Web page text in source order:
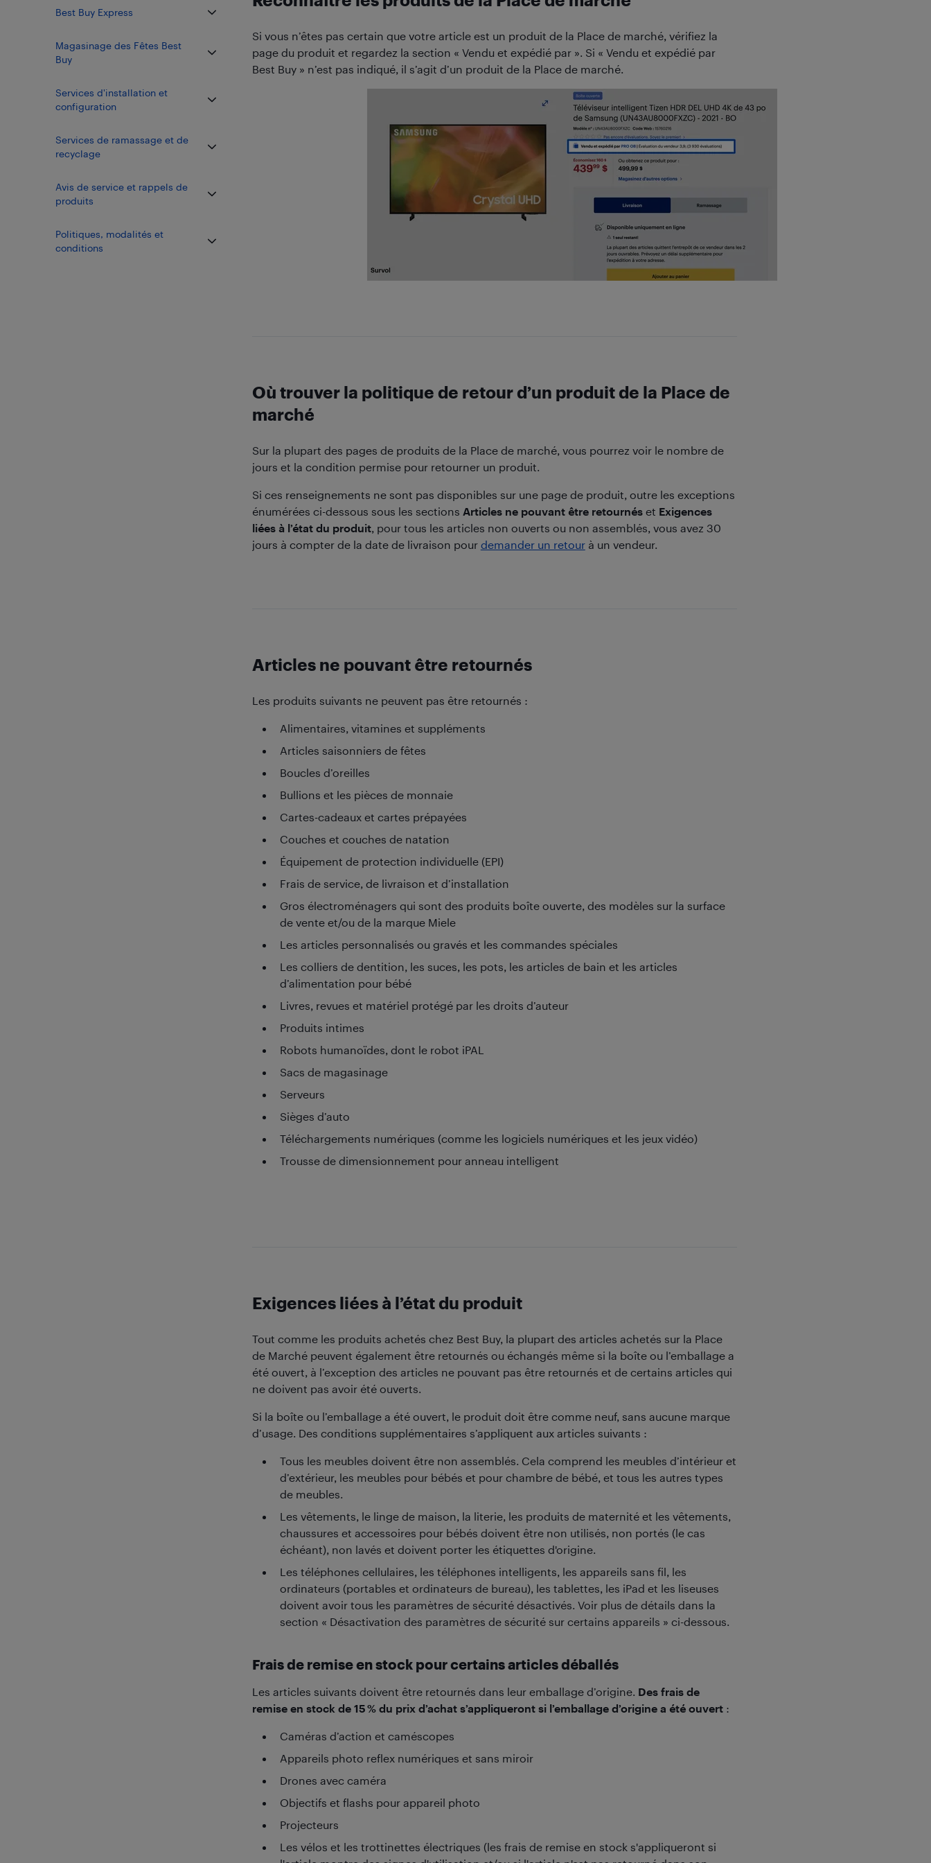
Best Buy Express
Magasinage des Fêtes Best
Buy
Services d'installation et
configuration
Services de ramassage et de
recyclage
Avis de service et rappels de
produits
​Politiques, modalités et
conditions
Si vous n’êtes pas certain que votre article est un produit de la Place de marché, vérifiez la
page du produit et regardez la section « Vendu et expédié par ». Si « Vendu et expédié par
Best Buy » n’est pas indiqué, il s’agit d’un produit de la Place de marché.
Où trouver la politique de retour d’un produit de la Place de
marché
Sur la plupart des pages de produits de la Place de marché, vous pourrez voir le nombre de
jours et la condition permise pour retourner un produit.
Si ces renseignements ne sont pas disponibles sur une page de produit, outre les exceptions
énumérées ci-dessous sous les sections Articles ne pouvant être retournéset Exigences
liées à l’état du produit, pour tous les articles non ouverts ou non assemblés, vous avez 30
jours à compter de la date de livraison pour demander un retourà un vendeur.
Articles ne pouvant être retournés
Les produits suivants ne peuvent pas être retournés :
Alimentaires, vitamines et suppléments
Articles saisonniers de fêtes
Boucles d’oreilles
Bullions et les pièces de monnaie
Cartes-cadeaux et cartes prépayées
Couches et couches de natation
Équipement de protection individuelle (EPI)
Frais de service, de livraison et d’installation
Gros électroménagers qui sont des produits boîte ouverte, des modèles sur la surface
de vente et/ou de la marque Miele
Les articles personnalisés ou gravés et les commandes spéciales
Les colliers de dentition, les suces, les pots, les articles de bain et les articles
d’alimentation pour bébé
Livres, revues et matériel protégé par les droits d’auteur
Produits intimes
Robots humanoïdes, dont le robot iPAL
Sacs de magasinage
Serveurs
Sièges d’auto
Téléchargements numériques (comme les logiciels numériques et les jeux vidéo)
Trousse de dimensionnement pour anneau intelligent
Exigences liées à l’état du produit
Tout comme les produits achetés chez Best Buy, la plupart des articles achetés sur la Place
de Marché peuvent également être retournés ou échangés même si la boîte ou l’emballage a
été ouvert, à l’exception des articles ne pouvant pas être retournés et de certains articles qui
ne doivent pas avoir été ouverts.
Si la boîte ou l’emballage a été ouvert, le produit doit être comme neuf, sans aucune marque
d’usage. Des conditions supplémentaires s’appliquent aux articles suivants :
Tous les meubles doivent être non assemblés. Cela comprend les meubles d’intérieur et
d’extérieur, les meubles pour bébés et pour chambre de bébé, et tous les autres types
de meubles.
Les vêtements, le linge de maison, la literie, les produits de maternité et les vêtements,
chaussures et accessoires pour bébés doivent être non utilisés, non portés (le cas
échéant), non lavés et doivent porter les étiquettes d'origine.
Les téléphones cellulaires, les téléphones intelligents, les appareils sans fil, les
ordinateurs (portables et ordinateurs de bureau), les tablettes, les iPad et les liseuses
doivent avoir tous les paramètres de sécurité désactivés. Voir plus de détails dans la
section « Désactivation des paramètres de sécurité sur certains appareils » ci-dessous.
Frais de remise en stock pour certains articles déballés
Les articles suivants doivent être retournés dans leur emballage d’origine. Des frais de
remise en stock de 15 % du prix d’achat s’appliqueront si l’emballage d’origine a été ouvert:
Caméras d’action et caméscopes
Appareils photo reflex numériques et sans miroir
Drones avec caméra
Objectifs et flashs pour appareil photo
Projecteurs
Les vélos et les trottinettes électriques (les frais de remise en stock s'appliqueront si